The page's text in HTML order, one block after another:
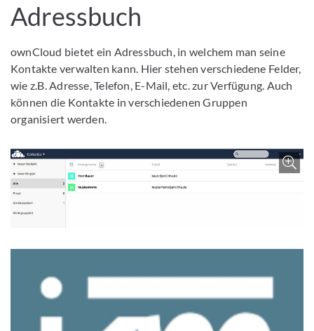
Adressbuch
ownCloud bietet ein Adressbuch, in welchem man seine
Kontakte verwalten kann. Hier stehen verschiedene Felder,
wie z.B. Adresse, Telefon, E-Mail, etc. zur Verfügung. Auch
können die Kontakte in verschiedenen Gruppen
organisiert werden.